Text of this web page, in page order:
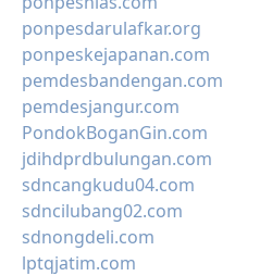
ponpesdarulafkar.org
ponpeskejapanan.com
pemdesbandengan.com
pemdesjangur.com
PondokBoganGin.com
jdihdprdbulungan.com
sdncangkudu04.com
sdncilubang02.com
sdnongdeli.com
lptqjatim.com